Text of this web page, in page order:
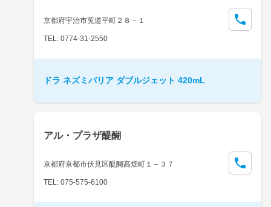
京都府宇治市莵道平町２８－１
TEL: 0774-31-2550
ドラ ネズミバリア ダブルジェット 420mL
アル・プラザ醍醐
京都府京都市伏見区醍醐高畑町１－３７
TEL: 075-575-6100